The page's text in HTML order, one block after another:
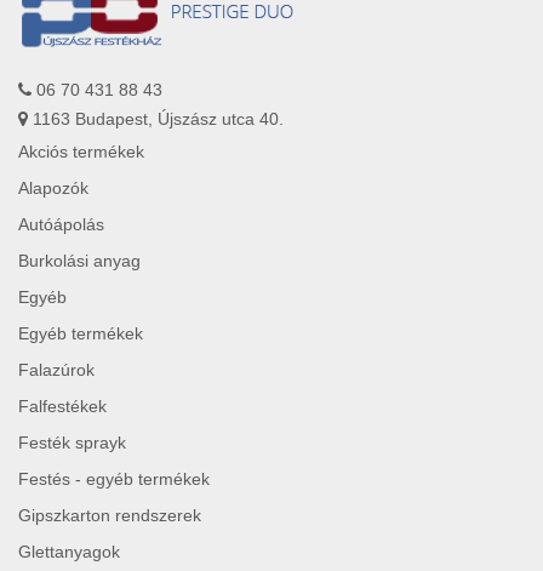
06 70 431 88 43
1163 Budapest, Újszász utca 40.
Akciós termékek
Alapozók
Autóápolás
Burkolási anyag
Egyéb
Egyéb termékek
Falazúrok
Falfestékek
Festék sprayk
Festés - egyéb termékek
Gipszkarton rendszerek
Glettanyagok